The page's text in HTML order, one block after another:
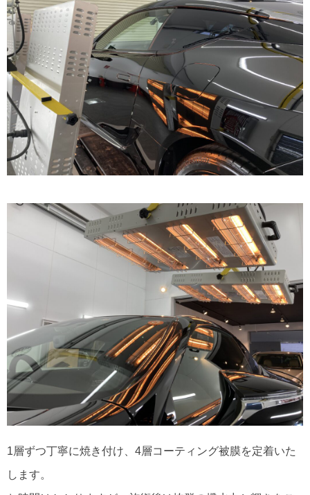
1層ずつ丁寧に焼き付け、4層コーティング被膜を定着いた
します。